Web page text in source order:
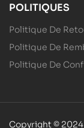
POLITIQUES
Politique De
Politique De
Politique De
Copyright © 2024